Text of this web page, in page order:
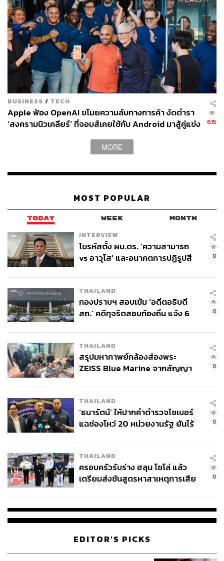
BUSINESS / TECH
Apple ฟ้อง OpenAI ขโมยความลับทางการค้า งัดตำรา
‘สงครามนิวเคลียร์’ ที่จอบส์เคยใช้กับ Android มาสู้คู่แข่ง
615
MORE
MOST POPULAR
TODAY WEEK MONTH
INTERVIEW
ไขรหัสตั้ง ผบ.ตร. ‘ความสามารถ
vs อาวุโส’ และอนาคตการปฏิรูปสี
0
THAILAND
กองปราบฯ สอบเข้ม ‘อดีตอธิบดี
สถ.’ คดีทุจริตสอบท้องถิ่น แจ้ง 6
0
THAILAND
สรุปมหากาพย์กล้องส่องพระ
ZEISS Blue Marine จากสัญญา
จ่ายหนี้-แอบระบุแบรนด์
0
THAILAND
‘ธนารัตน์’ ให้ปากคำตำรวจไซเบอร์
แฉช่องโหว่ 20 หน่วยงานรัฐ ยันไร้
0
THAILAND
ครอบครัวรับร่าง ฮลุน โซโล่ แล้ว
เตรียมส่งชันสูตรหาสาเหตุการเสีย
0
EDITOR'S PICKS